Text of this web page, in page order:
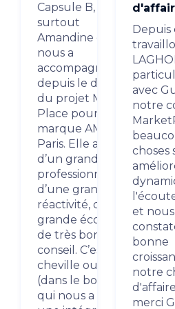
Capsule B, et
surtout
Amandine qui
nous a
accompagné
depuis le début
du projet Market
Place pour notre
marque AMOA
Paris. Elle a été
d’un grand
professionnalisme,
d’une grande
réactivité, d’une
grande écoute et
de très bon
conseil. C’est la
cheville ouvrière
(dans le bon sens)
qui nous a permis
Depuis
avec
notre
choses
et nous
bonne
notre
merci